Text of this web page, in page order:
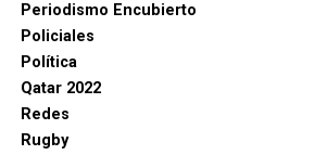
Periodismo Encubierto
Policiales
Política
Qatar 2022
Redes
Rugby